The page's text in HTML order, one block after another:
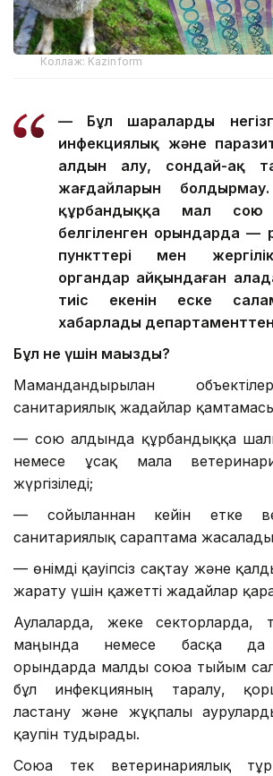
Коллаж: Kazinform
— Бұл шаралардың
инфекциялық және
алдын алу, сондай-ақ
жағдайларын
құрбандыққа мал
белгіленген орындарда
пункттері мен
органдар айқындаған
тиіс екенін еске
хабарлады
Бұл не үшін маңызды?
Мамандандырылған
санитариялық жағдайлар
— сою алдында құрбандыққа
немесе ұсақ малға
жүргізіледі;
— сойылғаннан кейін етке
санитариялық сараптама
— өнімді қауіпсіз сақтау және
жарату үшін қажетті жағдайлар
Аулаларда, жеке секторларда,
маңында немесе басқа да
орындарда малды союға тыйым
бұл инфекцияның таралу,
ластану және жұқпалы
қаупін тудырады.
Союға тек ветеринариялық